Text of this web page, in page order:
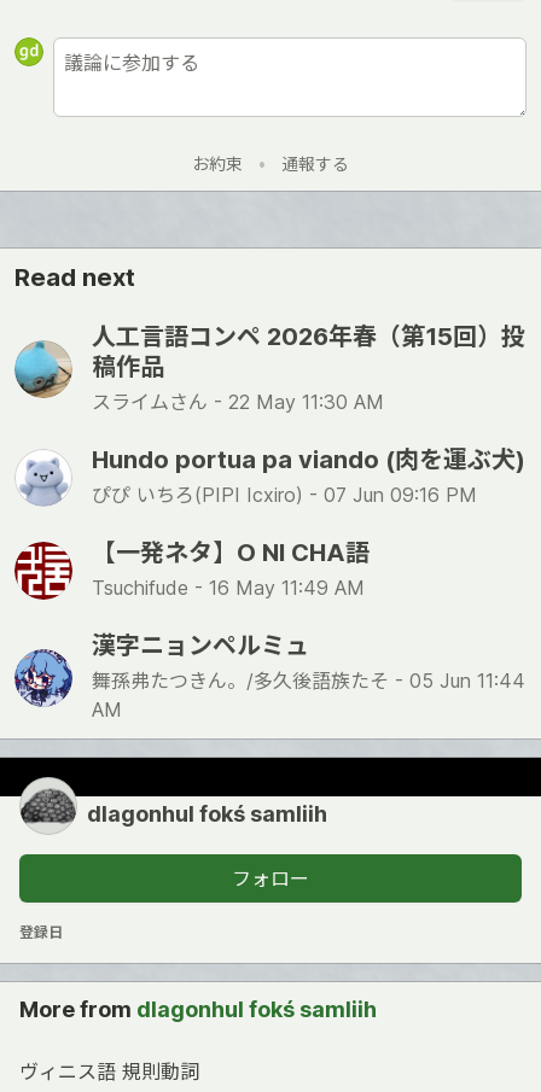
お約束 • 通報する
Read next
人工言語コンペ 2026年春（第15回）投
稿作品
スライムさん - 22 May 11:30 AM
Hundo portua pa viando (肉を運ぶ犬)
ぴぴ いちろ(PIPI Icxiro) - 07 Jun 09:16 PM
【一発ネタ】O NI CHA語
Tsuchifude - 16 May 11:49 AM
漢字ニョンペルミュ
舞孫弗たつきん。/多久後語族たそ - 05 Jun 11:44
AM
dlagonhul fokś samliih
フォロー
登録日
More from dlagonhul fokś samliih
ヴィニス語 規則動詞